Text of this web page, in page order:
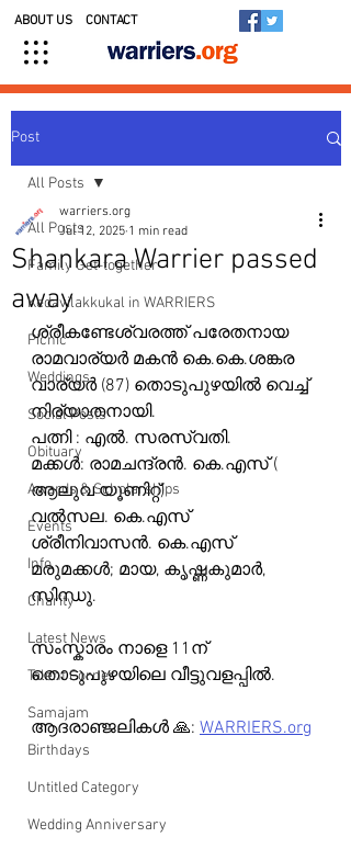
ABOUT US CONTACT
Post
All Posts
Family Get-together
Kedavilakkukal in WARRIERS
Picnic
Weddings
Social Posts
Obituary
Awards & Scholarships
Events
Info
Charity
Latest News
Talent Corner
Samajam
Birthdays
Untitled Category
Wedding Anniversary
All Posts
Shankara Warrier passed
away
warriers.org
Jul 12, 2025 1 min read
ശ്രീകണ്ടേശ്വരത്ത് പരേതനായ
രാമവാര്യർ മകൻ കെ.കെ.ശങ്കര
വാര്യർ (87) തൊടുപുഴയിൽ വെച്ച്
നിര്യാതനായി.
പത്നി : എൽ. സരസ്വതി.
മക്കൾ: രാമചന്ദ്രൻ. കെ.എസ് (
ആലുവ യൂണിറ്റ്)
വൽസല. കെ.എസ്
ശ്രീനിവാസൻ. കെ.എസ്
മരുമക്കൾ; മായ, കൃഷ്ണകുമാർ,
സിന്ധു.
സംസ്കാരം നാളെ 11ന്
തൊടുപുഴയിലെ വീട്ടുവളപ്പിൽ.
ആദരാഞ്ജലികൾ 🙏: WARRIERS.org